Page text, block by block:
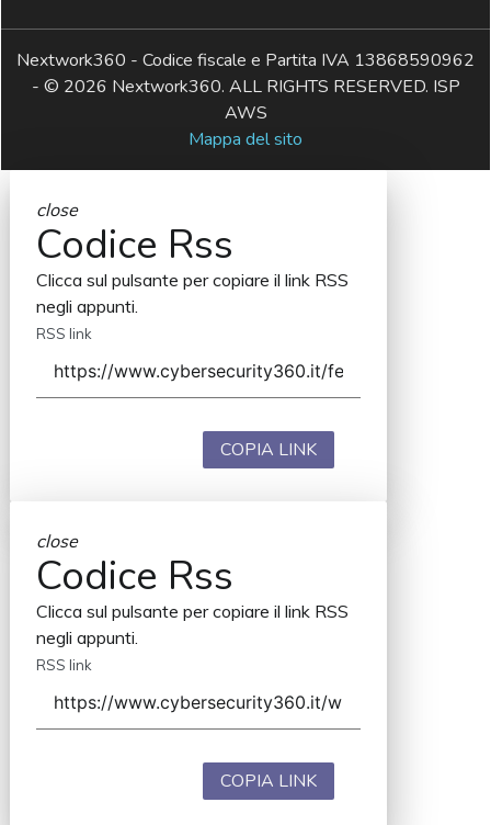
Nextwork360 - Codice fiscale e Partita IVA 13868590962
- © 2026 Nextwork360. ALL RIGHTS RESERVED. ISP
AWS
Mappa del sito
close
Codice Rss
Clicca sul pulsante per copiare il link RSS
negli appunti.
RSS link
COPIA LINK
close
Codice Rss
Clicca sul pulsante per copiare il link RSS
negli appunti.
RSS link
COPIA LINK